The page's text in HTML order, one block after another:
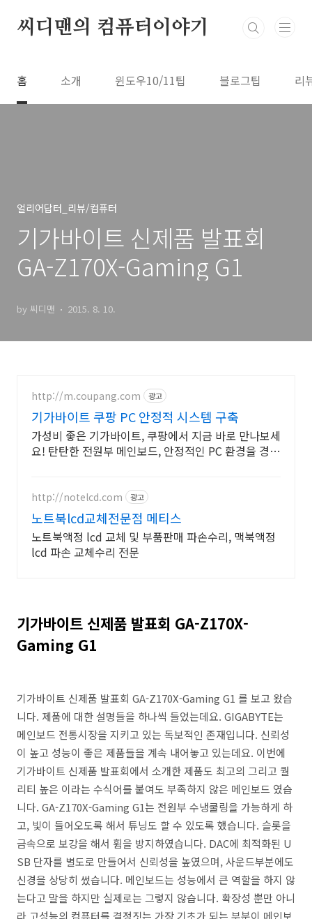
씨디맨의 컴퓨터이야기
홈 소개 윈도우10/11팁 블로그팁 리
얼리어답터_리뷰/컴퓨터
기가바이트 신제품 발표회
GA-Z170X-Gaming G1
by 씨디맨 2015. 8. 10.
http://m.coupang.com 광고
기가바이트 쿠팡 PC 안정적 시스템 구축
가성비 좋은 기가바이트, 쿠팡에서 지금 바로 만나보세
요! 탄탄한 전원부 메인보드, 안정적인 PC 환경을 경험
http://notelcd.com 광고
노트북lcd교체전문점 메티스
노트북액정 lcd 교체 및 부품판매 파손수리, 맥북액정
lcd 파손 교체수리 전문
기가바이트 신제품 발표회 GA-Z170X-
Gaming G1
기가바이트 신제품 발표회 GA-Z170X-Gaming G1 를 보고 왔습
니다. 제품에 대한 설명들을 하나씩 들었는데요. GIGABYTE는
메인보드 전통시장을 지키고 있는 독보적인 존재입니다. 신뢰성
이 높고 성능이 좋은 제품들을 계속 내어놓고 있는데요. 이번에
기가바이트 신제품 발표회에서 소개한 제품도 최고의 그리고 퀄
리티 높은 이라는 수식어를 붙여도 부족하지 않은 메인보드 였습
니다. GA-Z170X-Gaming G1는 전원부 수냉쿨링을 가능하게 하
고, 빛이 들어오도록 해서 튜닝도 할 수 있도록 했습니다. 슬롯을
금속으로 보강을 해서 휨을 방지하였습니다. DAC에 최적화된 U
SB 단자를 별도로 만들어서 신뢰성을 높였으며, 사운드부분에도
신경을 상당히 썼습니다. 메인보드는 성능에서 큰 역할을 하지 않
는다고 말을 하지만 실제로는 그렇지 않습니다. 확장성 뿐만 아니
라 고성능의 컴퓨터를 결정짓는 가장 기초가 되는 부분이 메인보